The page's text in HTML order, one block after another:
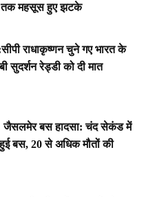
तक महसूस हुए झटके
राधाकृष्णन चुने गए भारत के
सुदर्शन रेड्डी को दी मात
जैसलमेर बस हादसा: चंद सेकंड में
बस, 20 से अधिक मौतों की